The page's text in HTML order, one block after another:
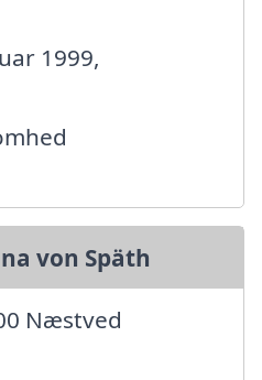
1999,
von Späth
Næstved